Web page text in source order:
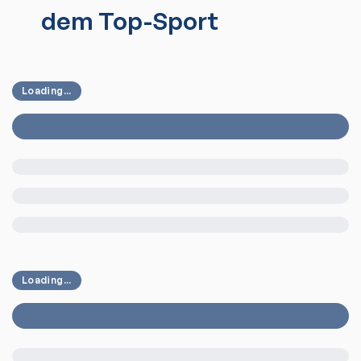
dem Top-Sport
Loading...
Loading...